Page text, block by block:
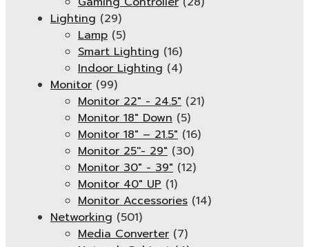
Lighting (29)
Lamp (5)
Smart Lighting (16)
Indoor Lighting (4)
Monitor (99)
Monitor 22" - 24.5" (21)
Monitor 18" Down (5)
Monitor 18″ – 21.5″ (16)
Monitor 25''- 29" (30)
Monitor 30" - 39" (12)
Monitor 40" UP (1)
Monitor Accessories (14)
Networking (501)
Media Converter (7)